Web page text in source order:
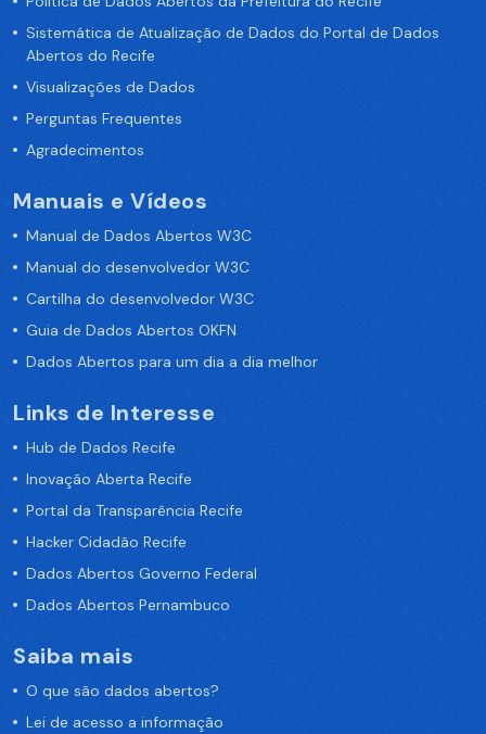
Sistemática de Atualização de Dados do Portal de Dados
Abertos do Recife
Visualizações de Dados
Perguntas Frequentes
Agradecimentos
Manuais e Vídeos
Manual de Dados Abertos W3C
Manual do desenvolvedor W3C
Cartilha do desenvolvedor W3C
Guia de Dados Abertos OKFN
Dados Abertos para um dia a dia melhor
Links de Interesse
Hub de Dados Recife
Inovação Aberta Recife
Portal da Transparência Recife
Hacker Cidadão Recife
Dados Abertos Governo Federal
Dados Abertos Pernambuco
Saiba mais
O que são dados abertos?
Lei de acesso a informação